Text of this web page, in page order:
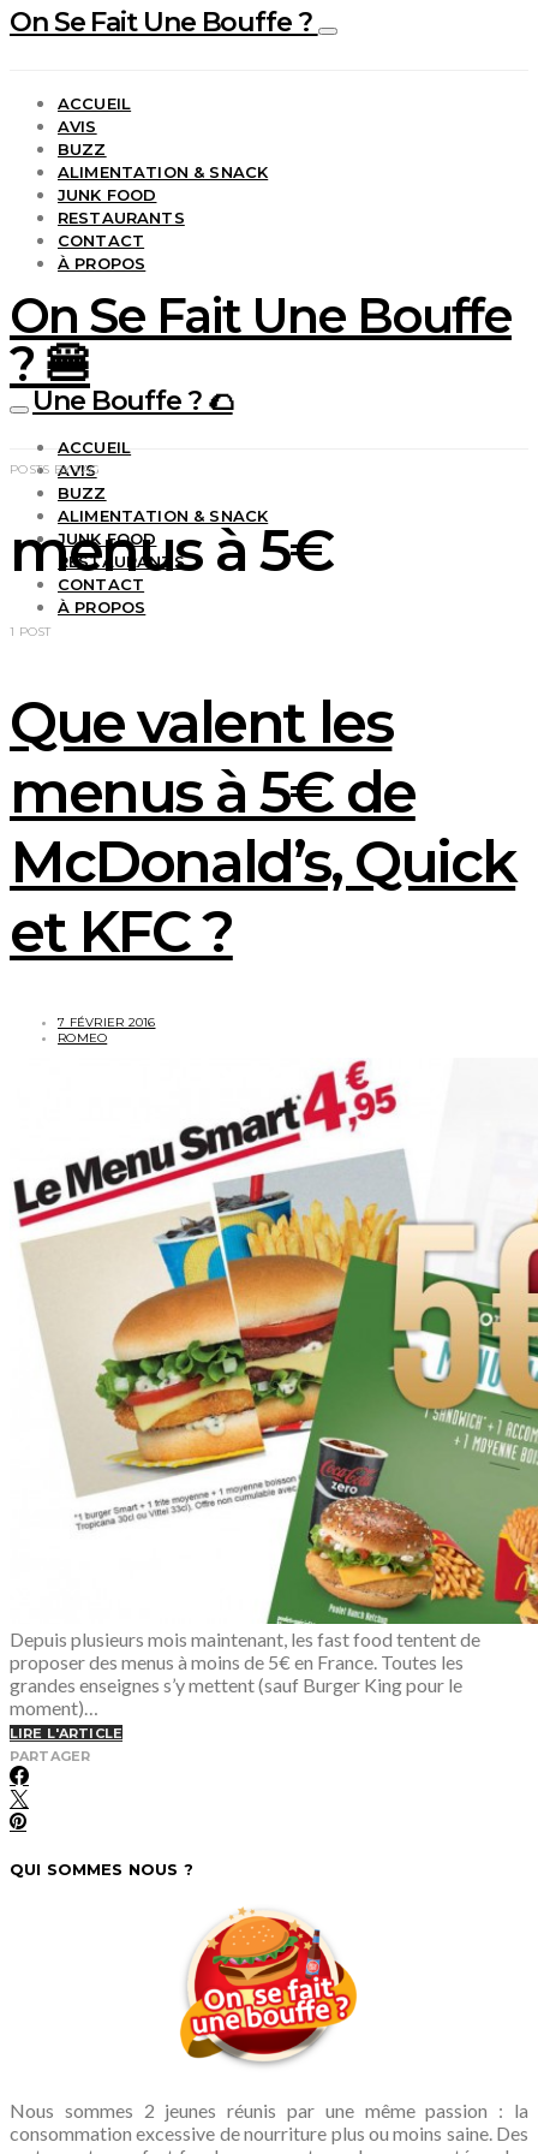
On Se Fait Une Bouffe ?
ACCUEIL
AVIS
BUZZ
ALIMENTATION & SNACK
JUNK FOOD
RESTAURANTS
CONTACT
À PROPOS
On Se Fait Une Bouffe
? 🍔
Une Bouffe ? 🌮
ACCUEIL
AVIS
BUZZ
ALIMENTATION & SNACK
JUNK FOOD
RESTAURANTS
CONTACT
À PROPOS
POSTS BY TAG
menus à 5€
1 POST
Que valent les
menus à 5€ de
McDonald’s, Quick
et KFC ?
7 FÉVRIER 2016
ROMEO
Depuis plusieurs mois maintenant, les fast food tentent de
proposer des menus à moins de 5€ en France. Toutes les
grandes enseignes s’y mettent (sauf Burger King pour le
moment)…
LIRE L'ARTICLE
PARTAGER
QUI SOMMES NOUS ?
Nous sommes 2 jeunes réunis par une même passion : la
consommation excessive de nourriture plus ou moins saine. Des